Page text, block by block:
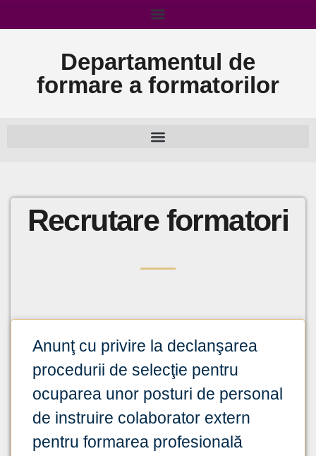
Departamentul de
formare a formatorilor
Recrutare formatori
Anunţ cu privire la declanşarea
procedurii de selecţie pentru
ocuparea unor posturi de personal
de instruire colaborator extern
pentru formarea profesională